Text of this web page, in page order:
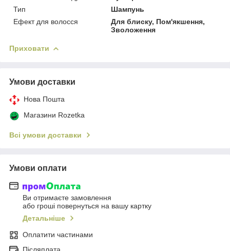
Тип
Шампунь
Ефект для волосся
Для блиску, Пом'якшення,
Зволоження
Приховати
Умови доставки
Нова Пошта
Магазини Rozetka
Всі умови доставки
Умови оплати
Ви отримаєте замовлення
або гроші повернуться на вашу картку
Детальніше
Оплатити частинами